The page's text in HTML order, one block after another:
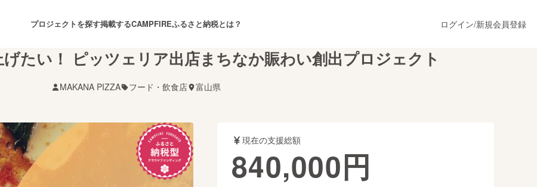
プロジェクトを探す
音楽 舞台・パフォーマンス
ゲーム・サービス開発 フード・飲食店 ファッション
掲載するCAMPFIREふるさと納税とは？ ログイン/新規会員登録
げたい！ ピッツェリア出店まちなか賑わい創出プロジェクト
MAKANA PIZZA フード・飲食店 富山県
現在の支援総額
840,000円